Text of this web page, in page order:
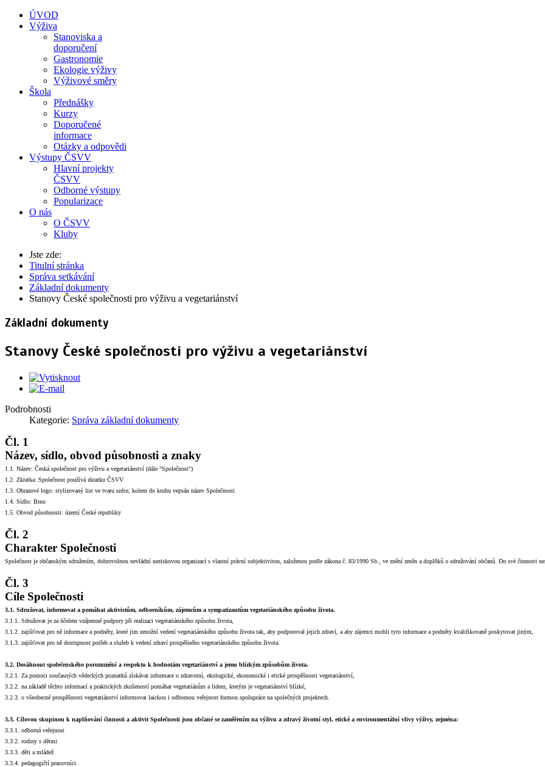
ÚVOD
Výživa
Stanoviska a
doporučení
Gastronomie
Ekologie výživy
Výživové směry
Škola
Přednášky
Kurzy
Doporučené
informace
Otázky a odpovědi
Výstupy ČSVV
Hlavní projekty
ČSVV
Odborné výstupy
Popularizace
O nás
O ČSVV
Kluby
Jste zde:
Titulní stránka
Správa setkávání
Základní dokumenty
Stanovy České společnosti pro výživu a vegetariánství
Základní dokumenty
Stanovy České společnosti pro výživu a vegetariánství
Podrobnosti
Kategorie: Správa základní dokumenty
Čl. 1
Název, sídlo, obvod působnosti a znaky
1.1. Název: Česká společnost pro výživu a vegetariánství (dále "Společnost")
1.2. Zkratka: Společnost používá zkratku ČSVV
1.3. Obrazové logo: stylizovaný list ve tvaru srdce, kolem do kruhu vepsán název Společnosti
1.4. Sídlo: Brno
1.5. Obvod působnosti: území České republiky
Čl. 2
Charakter Společnosti
Společnost je občanským sdružením, dobrovolnou nevládní neziskovou organizací s vlastní právní subjektivitou, založenou podle zákona č. 83/1990 Sb., ve znění změn a doplňků o sdružování občanů. Do své činnosti
Čl. 3
Cíle Společnosti
3.1. Sdružovat, informovat a pomáhat aktivistům, odborníkům, zájemcům a sympatizantům vegetariánského způsobu života.
3.1.1. Sdružovat je za účelem vzájemné podpory při realizaci vegetariánského způsobu života,
3.1.2. zajišťovat pro ně informace a podněty, které jim umožní vedení vegetariánského způsobu života tak, aby podporoval jejich zdraví, a aby zájemci mohli tyto informace a podněty kvalifikovaně poskytovat jiným,
3.1.3. zajišťovat pro ně dostupnost potřeb a služeb k vedení zdraví prospěšného vegetariánského způsobu života.
3.2. Dosáhnout společenského porozumění a respektu k hodnotám vegetariánství a jemu blízkým způsobům života.
3.2.1. Za pomoci současných vědeckých poznatků získávat informace o zdravotní, ekologické, ekonomické i etické prospěšnosti vegetariánství,
3.2.2. na základě těchto informací a praktických zkušeností pomáhat vegetariánům a lidem, kterým je vegetariánství blízké,
3.2.3. o všeobecné prospěšnosti vegetariánství informovat laickou i odbornou veřejnost formou spolupráce na společných projektech.
3.3. Cílovou skupinou k naplňování činnosti a aktivit Společnosti jsou občané se zaměřením na výživu a zdravý životní styl, etické a environmentální vlivy výživy, zejména:
3.3.1. odborná veřejnost
3.3.2. rodiny s dětmi
3.3.3. děti a mládež
3.3.4. pedagogičtí pracovníci